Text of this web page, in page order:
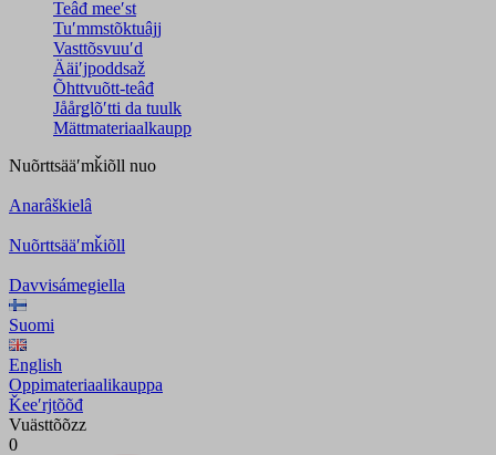
Teâđ meeʹst
Tuʹmmstõktuâjj
Vasttõsvuuʹd
Ääiʹjpoddsaž
Õhttvuõtt-teâđ
Jåårǥlõʹtti da tuulk
Mättmateriaalkaupp
Nuõrttsääʹmǩiõll nuo
Anarâškielâ
Nuõrttsääʹmǩiõll
Davvisámegiella
Suomi
English
Oppimateriaalikauppa
Ǩeeʹrjtõõđ
Vuästtõõzz
0